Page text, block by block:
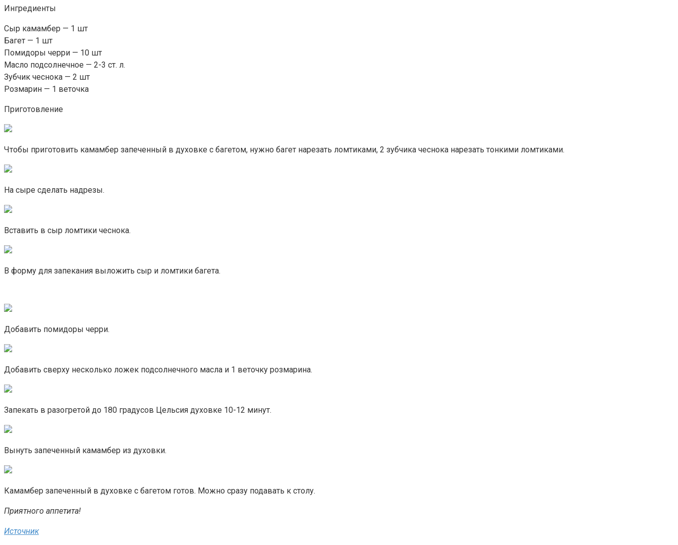
Ингредиенты
Сыр камамбер — 1 шт
Багет — 1 шт
Помидоры черри — 10 шт
Масло подсолнечное — 2-3 ст. л.
Зубчик чеснока — 2 шт
Розмарин — 1 веточка
Приготовление
Чтобы приготовить камамбер запеченный в духовке с багетом, нужно багет нарезать ломтиками, 2 зубчика чеснока нарезать тонкими ломтиками.
На сыре сделать надрезы.
Вставить в сыр ломтики чеснока.
В форму для запекания выложить сыр и ломтики багета.
Добавить помидоры черри.
Добавить сверху несколько ложек подсолнечного масла и 1 веточку розмарина.
Запекать в разогретой до 180 градусов Цельсия духовке 10-12 минут.
Вынуть запеченный камамбер из духовки.
Камамбер запеченный в духовке с багетом готов. Можно сразу подавать к столу.
Приятного аппетита!
Источник